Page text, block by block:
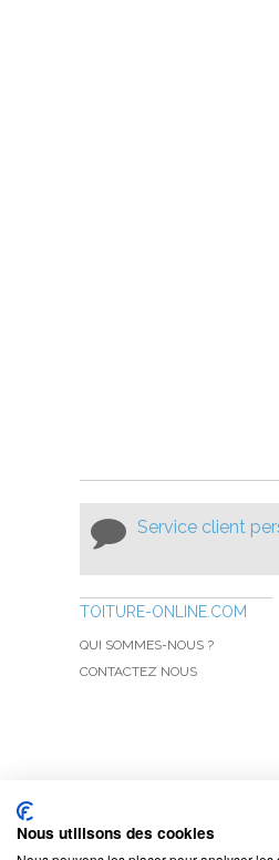
Service client
TOITURE-ONLINE.COM
QUI SOMMES-NOUS ?
CONTACTEZ NOUS
Nous utilisons des cookies